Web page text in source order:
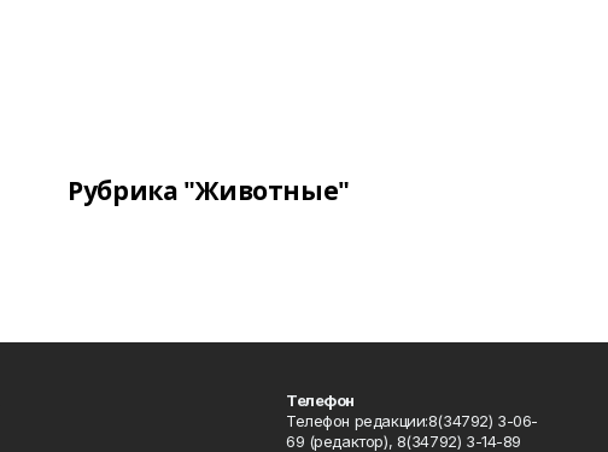
Рубрика "Животные"
Телефон
Телефон редакции:8(34792) 3-06-
69 (редактор), 8(34792) 3-14-89